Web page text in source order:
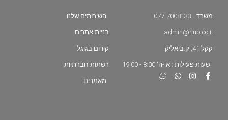
משרד - 077-7008133
admin@hub.co.il
קקל 41, ק.ביאליק
שעות פעילות : א'-ה' 8:00 - 19:00
השירותים שלנו
בניית אתרים
קידום בגוגל
רשתות חברתיות
מאמרים